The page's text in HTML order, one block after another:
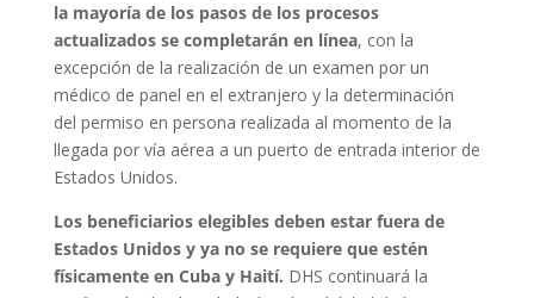
la mayoría de los pasos de los procesos
actualizados se completarán en línea, con la
excepción de la realización de un examen por un
médico de panel en el extranjero y la determinación
del permiso en persona realizada al momento de la
llegada por vía aérea a un puerto de entrada interior de
Estados Unidos.
Los beneficiarios elegibles deben estar fuera de
Estados Unidos y ya no se requiere que estén
físicamente en Cuba y Haití. DHS continuará la